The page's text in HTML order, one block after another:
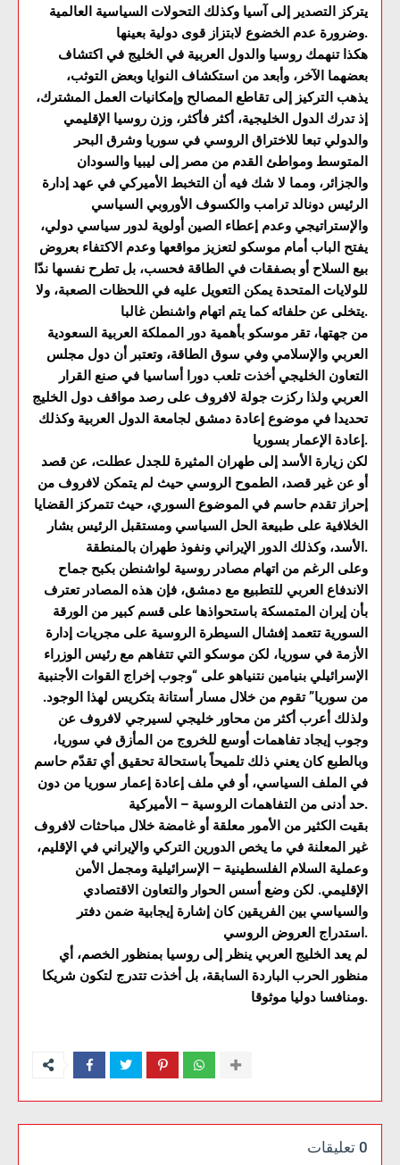
يتركز التصدير إلى آسيا وكذلك التحولات السياسية العالمية
وضرورة عدم الخضوع لابتزاز قوى دولية بعينها.
هكذا تنهمك روسيا والدول العربية في الخليج في اكتشاف
بعضهما الآخر، وأبعد من استكشاف النوايا وبعض التوثب،
يذهب التركيز إلى تقاطع المصالح وإمكانيات العمل المشترك،
إذ تدرك الدول الخليجية، أكثر فأكثر، وزن روسيا الإقليمي
والدولي تبعا للاختراق الروسي في سوريا وشرق البحر
المتوسط ومواطئ القدم من مصر إلى ليبيا والسودان
والجزائر، ومما لا شك فيه أن التخبط الأميركي في عهد إدارة
الرئيس دونالد ترامب والكسوف الأوروبي السياسي
والإستراتيجي وعدم إعطاء الصين أولوية لدور سياسي دولي،
يفتح الباب أمام موسكو لتعزيز مواقعها وعدم الاكتفاء بعروض
بيع السلاح أو بصفقات في الطاقة فحسب، بل تطرح نفسها ندّا
للولايات المتحدة يمكن التعويل عليه في اللحظات الصعبة، ولا
يتخلى عن حلفائه كما يتم اتهام واشنطن غالبا.
من جهتها، تقر موسكو بأهمية دور المملكة العربية السعودية
العربي والإسلامي وفي سوق الطاقة، وتعتبر أن دول مجلس
التعاون الخليجي أخذت تلعب دورا أساسيا في صنع القرار
العربي ولذا ركزت جولة لافروف على رصد مواقف دول الخليج
تحديدا في موضوع إعادة دمشق لجامعة الدول العربية وكذلك
إعادة الإعمار بسوريا.
لكن زيارة الأسد إلى طهران المثيرة للجدل عطلت، عن قصد
أو عن غير قصد، الطموح الروسي حيث لم يتمكن لافروف من
إحراز تقدم حاسم في الموضوع السوري، حيث تتمركز القضايا
الخلافية على طبيعة الحل السياسي ومستقبل الرئيس بشار
الأسد، وكذلك الدور الإيراني ونفوذ طهران بالمنطقة.
وعلى الرغم من اتهام مصادر روسية لواشنطن بكبح جماح
الاندفاع العربي للتطبيع مع دمشق، فإن هذه المصادر تعترف
بأن إيران المتمسكة باستحواذها على قسم كبير من الورقة
السورية تتعمد إفشال السيطرة الروسية على مجريات إدارة
الأزمة في سوريا، لكن موسكو التي تتفاهم مع رئيس الوزراء
الإسرائيلي بنيامين نتنياهو على “وجوب إخراج القوات الأجنبية
من سوريا” تقوم من خلال مسار أستانة بتكريس لهذا الوجود.
ولذلك أعرب أكثر من محاور خليجي لسيرجي لافروف عن
وجوب إيجاد تفاهمات أوسع للخروج من المأزق في سوريا،
وبالطبع كان يعني ذلك تلميحاً باستحالة تحقيق أي تقدّم حاسم
في الملف السياسي، أو في ملف إعادة إعمار سوريا من دون
حد أدنى من التفاهمات الروسية – الأميركية.
بقيت الكثير من الأمور معلقة أو غامضة خلال مباحثات لافروف
غير المعلنة في ما يخص الدورين التركي والإيراني في الإقليم،
وعملية السلام الفلسطينية – الإسرائيلية ومجمل الأمن
الإقليمي. لكن وضع أسس الحوار والتعاون الاقتصادي
والسياسي بين الفريقين كان إشارة إيجابية ضمن دفتر
استدراج العروض الروسي.
لم يعد الخليج العربي ينظر إلى روسيا بمنظور الخصم، أي
منظور الحرب الباردة السابقة، بل أخذت تتدرج لتكون شريكا
ومنافسا دوليا موثوقا.
0 تعليقات